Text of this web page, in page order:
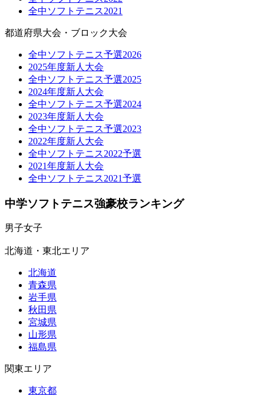
全中ソフトテニス2021
都道府県大会・ブロック大会
全中ソフトテニス予選2026
2025年度新人大会
全中ソフトテニス予選2025
2024年度新人大会
全中ソフトテニス予選2024
2023年度新人大会
全中ソフトテニス予選2023
2022年度新人大会
全中ソフトテニス2022予選
2021年度新人大会
全中ソフトテニス2021予選
中学ソフトテニス強豪校ランキング
男子女子
北海道・東北エリア
北海道
青森県
岩手県
秋田県
宮城県
山形県
福島県
関東エリア
東京都